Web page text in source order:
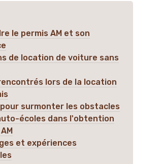
le permis AM et son
de location de voiture sans
lors de la location
surmonter les obstacles
écoles dans l'obtention
et expériences